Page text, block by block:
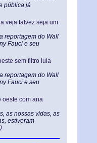
pública já
veja talvez seja um
reportagem do Wall
Fauci e seu
sem filtro lula
reportagem do Wall
Fauci e seu
oeste com ana
as nossas vidas, as
estiveram